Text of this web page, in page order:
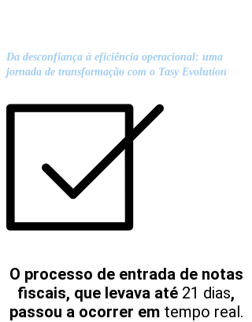
Da desconfiança à eficiência operacional: uma
jornada de transformação com o Tasy Evolution
O processo de entrada de notas
fiscais, que levava até 21 dias,
passou a ocorrer em tempo real.